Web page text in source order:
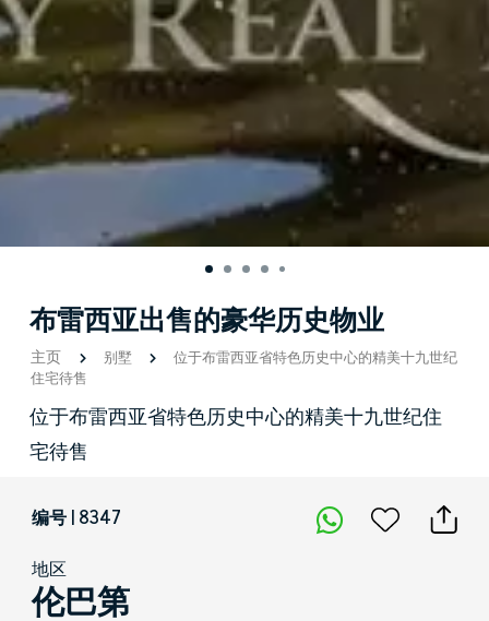
布雷西亚出售的豪华历史物业
主页 别墅
位于布雷西亚省特色历史中心的精美十九世纪
住宅待售
位于布雷西亚省特色历史中心的精美十九世纪住
宅待售
编号 | 8347
地区
伦巴第